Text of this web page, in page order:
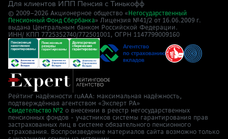
Для клиентов ИПП Пенсия с Тинькофф
© 2009–2026 Акционерное общество « Негосударственный
Пенсионный Фонд Сбербанка» Лицензия №41/2 от 16.06.2009 г.
выдана Центральным банком Российской Федерации.
ИНН/ КПП 7725352740/772501001, ОГРН 1147799009160
Рейтинг надёжности ruAAA: максимальная надёжность,
подтверждённая агентством «Эксперт РА»
Свидетельство №2 о внесении в реестр негосударственных
пенсионных фондов - участников системы гарантирования прав
застрахованных лиц в системе обязательного пенсионного
страхования. Воспроизведение материалов сайта возможно только